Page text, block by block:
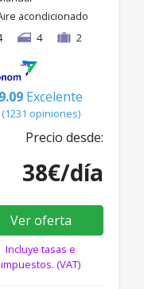
acondicionado
4 2
9.09 Excelente
(1231 opiniones)
Precio desde:
38€/día
Ver oferta
Incluye tasas e
impuestos. (VAT)